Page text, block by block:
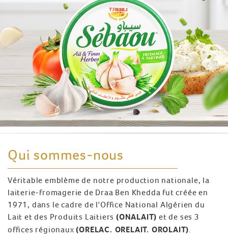
Qui sommes-nous
Véritable emblème de notre production nationale, la
laiterie-fromagerie de Draa Ben Khedda fut créée en
1971, dans le cadre de l'Office National Algérien du
Lait et des Produits Laitiers(ONALAIT) et de ses 3
offices régionaux(ORELAC. ORELAIT. OROLAIT)